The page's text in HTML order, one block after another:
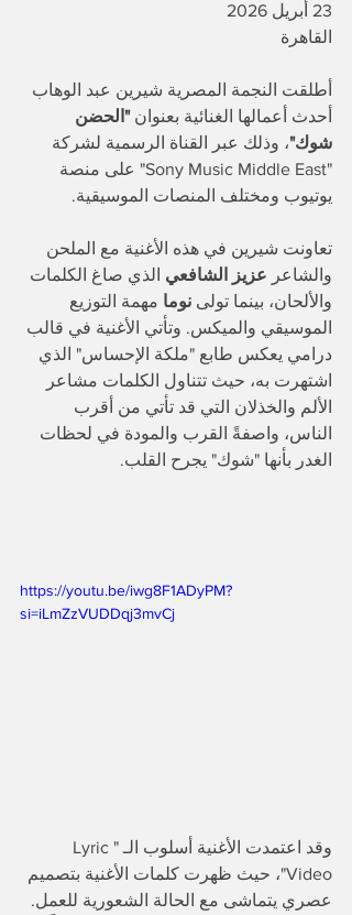
23 أبريل 2026
القاهرة
أطلقت النجمة المصرية شيرين عبد الوهاب
أحدث أعمالها الغنائية بعنوان "الحضن
شوك"، وذلك عبر القناة الرسمية لشركة
"Sony Music Middle East" على منصة
يوتيوب ومختلف المنصات الموسيقية.
تعاونت شيرين في هذه الأغنية مع الملحن
والشاعر عزيز الشافعي الذي صاغ الكلمات
والألحان، بينما تولى نوما مهمة التوزيع
الموسيقي والميكس. وتأتي الأغنية في قالب
درامي يعكس طابع "ملكة الإحساس" الذي
اشتهرت به، حيث تتناول الكلمات مشاعر
الألم والخذلان التي قد تأتي من أقرب
الناس، واصفةً القرب والمودة في لحظات
الغدر بأنها "شوك" يجرح القلب.
https://youtu.be/iwg8F1ADyPM?
si=iLmZzVUDDqj3mvCj
وقد اعتمدت الأغنية أسلوب الـ "Lyric
Video"، حيث ظهرت كلمات الأغنية بتصميم
عصري يتماشى مع الحالة الشعورية للعمل.